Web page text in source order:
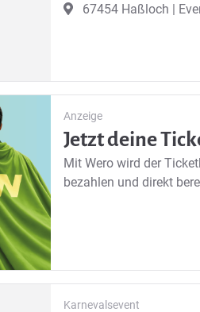
67454 Haßloch |
Anzeige
Jetzt deine
Mit Wero wird der
bezahlen und direkt
Karnevalsevent